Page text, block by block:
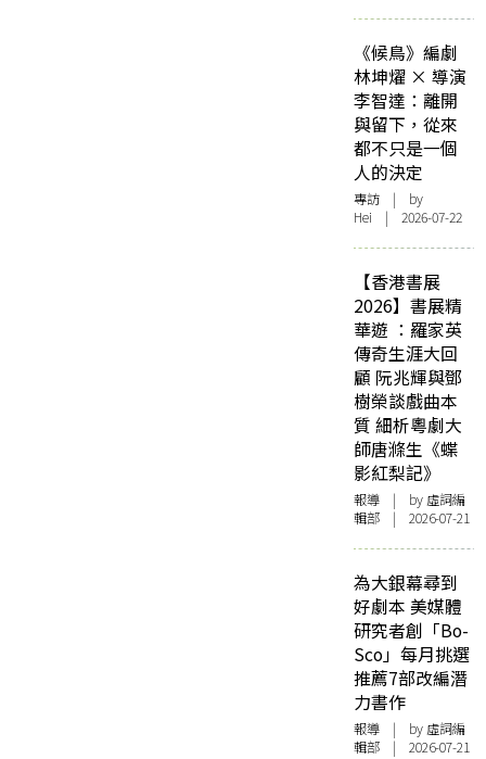
《候鳥》編劇
林坤燿 × 導演
李智達：離開
與留下，從來
都不只是一個
人的決定
專訪 | by
Hei | 2026-07-22
【香港書展
2026】書展精
華遊 ：羅家英
傳奇生涯大回
顧 阮兆輝與鄧
樹榮談戲曲本
質 細析粵劇大
師唐滌生《蝶
影紅梨記》
報導 | by 虛詞編
輯部 | 2026-07-21
為大銀幕尋到
好劇本 美媒體
研究者創「Bo-
Sco」每月挑選
推薦7部改編潛
力書作
報導 | by 虛詞編
輯部 | 2026-07-21